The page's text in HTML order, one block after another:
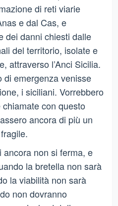
di reti viarie
e dal Cas, e
dei danni chiesti dalle
del territorio, isolate e
attraverso l’Anci Sicilia.
di emergenza venisse
i siciliani. Vorrebbero
con questo
ancora di più un
non si ferma, e
la bretella non sarà
la viabilità non sarà
non dovranno